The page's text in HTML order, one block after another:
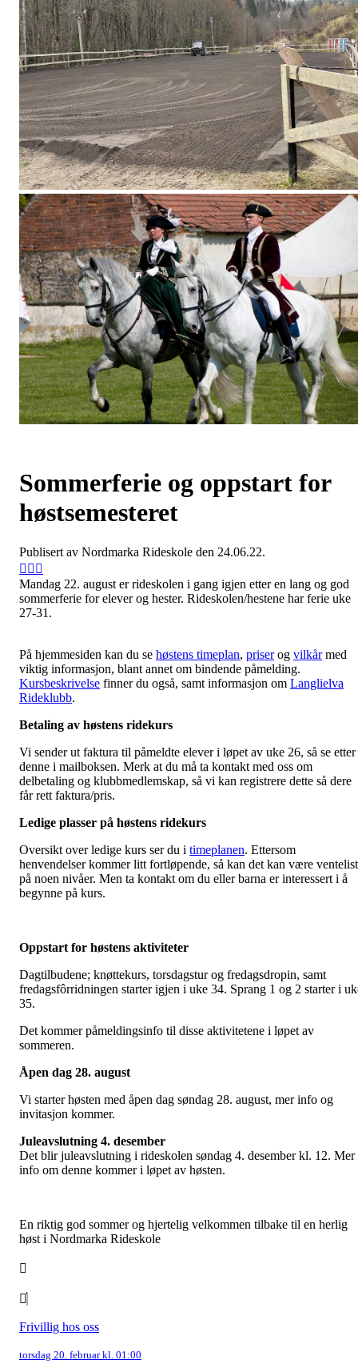
Sommerferie og oppstart for
høstsemesteret
Publisert av Nordmarka Rideskole den 24.06.22.
Mandag 22. august er rideskolen i gang igjen etter en lang og god
sommerferie for elever og hester. Rideskolen/hestene har ferie uke
27-31.
På hjemmesiden kan du se høstens timeplan, priserog vilkårmed
viktig informasjon, blant annet om bindende påmelding.
Kursbeskrivelse finner du også, samt informasjon om Langlielva
Rideklubb.
Betaling av høstens ridekurs
Vi sender ut faktura til påmeldte elever i løpet av uke 26, så se etter
denne i mailboksen. Merk at du må ta kontakt med oss om
delbetaling og klubbmedlemskap, så vi kan registrere dette så dere
får rett faktura/pris.
Ledige plasser på høstens ridekurs
Oversikt over ledige kurs ser du i timeplanen. Ettersom
henvendelser kommer litt fortløpende, så kan det kan være
på noen nivåer. Men ta kontakt om du eller barna er interessert i å
begynne på kurs.
Oppstart for høstens aktiviteter
Dagtilbudene; knøttekurs, torsdagstur og fredagsdropin, samt
fredagsfôrridningen starter igjen i uke 34. Sprang 1 og 2 starter i
35.
Det kommer påmeldingsinfo til disse aktivitetene i løpet av
sommeren.
Åpen dag 28. august
Vi starter høsten med åpen dag søndag 28. august, mer info og
invitasjon kommer.
Juleavslutning 4. desember
Det blir juleavslutning i rideskolen søndag 4. desember kl. 12. Mer
info om denne kommer i løpet av høsten.
En riktig god sommer og hjertelig velkommen tilbake til en herlig
høst i Nordmarka Rideskole
Frivillig hos oss
torsdag 20. februar kl. 01:00